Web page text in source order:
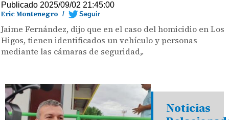
Publicado 2025/09/02 21:45:00
Eric Montenegro / Seguir
Jaime Fernández, dijo que en el caso del homicidio en Los
Higos, tienen identificados un vehículo y personas
mediante las cámaras de seguridad,.
Noticias